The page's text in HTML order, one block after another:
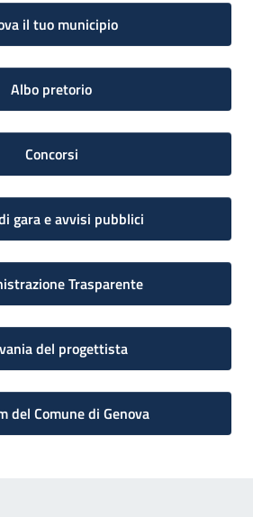
il tuo municipio
Albo pretorio
Concorsi
gara e avvisi pubblici
Trasparente
del progettista
del Comune di Genova